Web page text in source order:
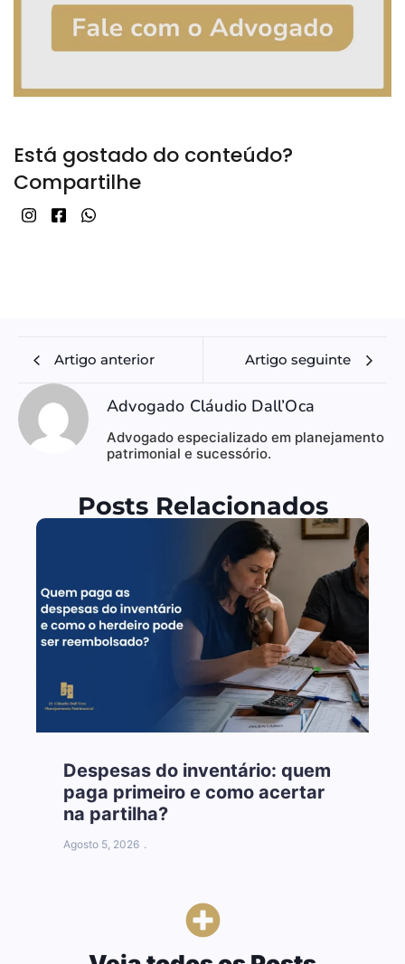
Está gostado do conteúdo?
Compartilhe
Artigo anterior Artigo seguinte
Advogado Cláudio Dall’Oca
Advogado especializado em planejamento
patrimonial e sucessório.
Posts Relacionados
Despesas do inventário: quem
paga primeiro e como acertar
na partilha?
Agosto 5, 2026